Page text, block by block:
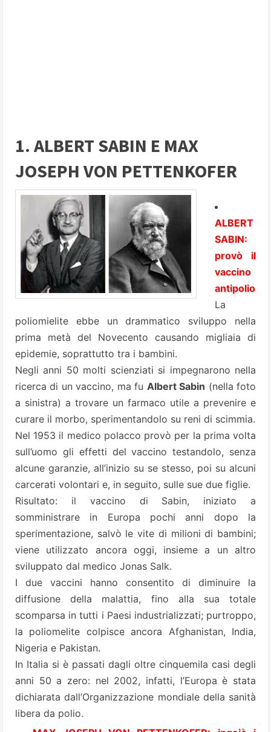
1. ALBERT SABIN E MAX
JOSEPH VON PETTENKOFER
ALBERT
SABIN:
provò il
vaccino
antipolio
La
poliomielite ebbe un drammatico sviluppo nella
prima metà del Novecento causando migliaia di
epidemie, soprattutto tra i bambini.
Negli anni 50 molti scienziati si impegnarono nella
ricerca di un vaccino, ma fu Albert Sabin (nella foto
a sinistra) a trovare un farmaco utile a prevenire e
curare il morbo, sperimentandolo su reni di scimmia.
Nel 1953 il medico polacco provò per la prima volta
sull’uomo gli effetti del vaccino testandolo, senza
alcune garanzie, all’inizio su se stesso, poi su alcuni
carcerati volontari e, in seguito, sulle sue due figlie.
Risultato: il vaccino di Sabin, iniziato a
somministrare in Europa pochi anni dopo la
sperimentazione, salvò le vite di milioni di bambini;
viene utilizzato ancora oggi, insieme a un altro
sviluppato dal medico Jonas Salk.
I due vaccini hanno consentito di diminuire la
diffusione della malattia, fino alla sua totale
scomparsa in tutti i Paesi industrializzati; purtroppo,
la poliomelite colpisce ancora Afghanistan, India,
Nigeria e Pakistan.
In Italia si è passati dagli oltre cinquemila casi degli
anni 50 a zero: nel 2002, infatti, l’Europa è stata
dichiarata dall’Organizzazione mondiale della sanità
libera da polio.